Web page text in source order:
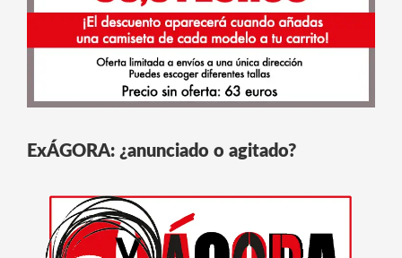
ExÁGORA: ¿anunciado o agitado?